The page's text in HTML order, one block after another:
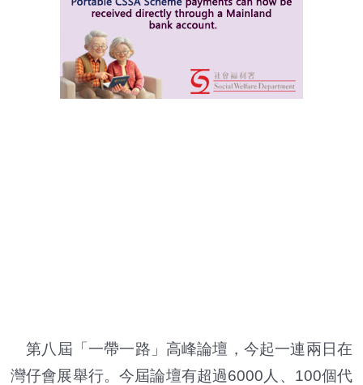
第八屆「一帶一路」高峰論壇，今起一連兩日在
灣仔會展舉行。今屆論壇有超過6000人、100個代